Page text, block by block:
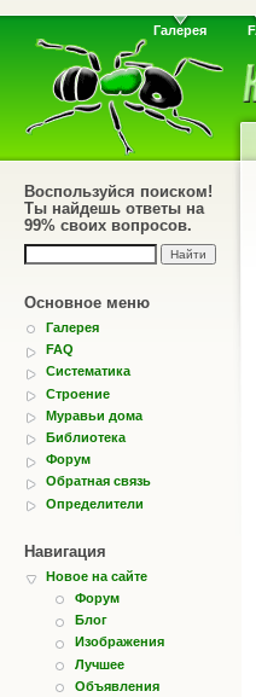
Галерея
Воспользуйся поиском!
Ты найдешь ответы на
99% своих вопросов.
Основное меню
Галерея
FAQ
Систематика
Строение
Муравьи дома
Библиотека
Форум
Обратная связь
Определители
Навигация
Новое на сайте
Форум
Блог
Изображения
Лучшее
Объявления